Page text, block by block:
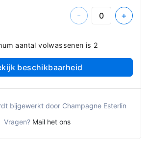
- +
aantal volwassenen is 2
beschikbaarheid
bijgewerkt door Champagne Esterlin
Vragen? Mail het ons